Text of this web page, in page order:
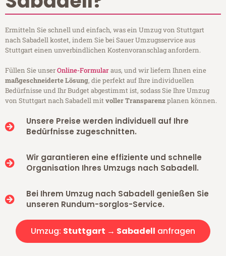
Ermitteln Sie schnell und einfach, was ein Umzug von Stuttgart
nach Sabadell kostet, indem Sie bei Sauer Umzugsservice aus
Stuttgart einen unverbindlichen Kostenvoranschlag anfordern.
Füllen Sie unserOnline-Formularaus, und wir liefern Ihnen eine
maßgeschneiderte Lösung, die perfekt auf Ihre individuellen
Bedürfnisse und Ihr Budget abgestimmt ist, sodass Sie Ihre Umzug
von Stuttgart nach Sabadell mitvoller Transparenzplanen können.
Unsere Preise werden individuell auf Ihre
Bedürfnisse zugeschnitten.
Wir garantieren eine effiziente und schnelle
Organisation Ihres Umzugs nach Sabadell.
Bei Ihrem Umzug nach Sabadell genießen Sie
unseren Rundum-sorglos-Service.
Umzug: Stuttgart → Sabadell anfragen